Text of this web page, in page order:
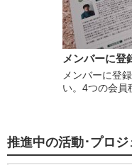
メンバーに登
メンバーに登
い。4つの会員
推進中の活動･プロジ